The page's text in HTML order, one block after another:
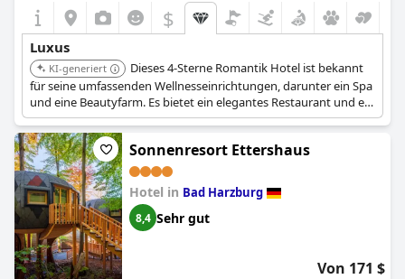
$
Luxus
KI-generiert
Dieses 4-Sterne Romantik Hotel ist bekannt
für seine umfassenden Wellnesseinrichtungen, darunter ein Spa
und eine Beautyfarm. Es bietet ein elegantes Restaurant und ein
Café, die einen luxuriösen und komfortablen Aufenthalt im
Herzen von Bad Harzburg ermöglichen.
Sonnenresort Ettershaus
Hotel in Bad Harzburg
8,4 Sehr gut
Von 171 $